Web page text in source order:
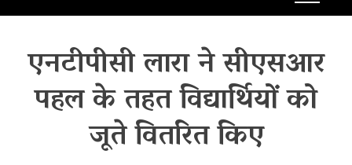
एनटीपीसी लारा ने सीएसआर
पहल के तहत विद्यार्थियों को
जूते वितरित किए